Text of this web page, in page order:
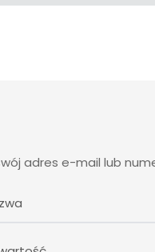
adres e-mail lub